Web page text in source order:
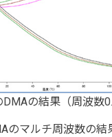
の結果（周波数
のマルチ周波数の結